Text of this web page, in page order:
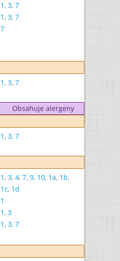
1, 3, 7
1, 3, 7
7
1, 3, 7
Obsahuje alergeny
1, 3, 7
1, 3, 4, 7, 9, 10, 1a, 1b,
1c, 1d
1
1, 3
1, 3, 7